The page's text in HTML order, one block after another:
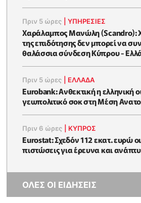
Πριν 5 ώρες |ΥΠΗΡΕΣΙΕΣ
Χαράλαμπος Μανώλη (Scandro):
της επιδότησης δεν μπορεί να
θαλάσσια σύνδεση Κύπρου -
Πριν 5 ώρες ΕΛΛΆΔΑ
Eurobank: Ανθεκτική η ελληνική
γεωπολιτικό σοκ στη Μέση
Πριν 6 ώρες ΚΥΠΡΟΣ
Eurostat: Σχεδόν 112 εκατ. ευρώ
πιστώσεις για έρευνα και
ΟΛΕΣ ΟΙ ΕΙΔΗΣΕΙΣ